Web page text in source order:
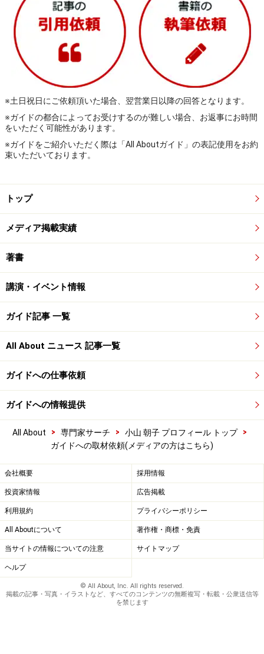
※土日祝日にご依頼頂いた場合、翌営業日以降の回答となります。
※ガイドの都合によってお受けするのが難しい場合、お返事にお時間
をいただく可能性があります。
※ガイドをご紹介いただく際は「All Aboutガイド」の表記使用をお約
束いただいております。
トップ
メディア掲載実績
著書
講演・イベント情報
ガイド記事 一覧
All About ニュース 記事一覧
ガイドへの仕事依頼
ガイドへの情報提供
All About > 専門家サーチ > 小山 朝子 プロフィール トップ
>
ガイドへの取材依頼(メディアの方はこちら)
会社概要 採用情報
投資家情報 広告掲載
利用規約 プライバシーポリシー
All Aboutについて 著作権・商標・免責
当サイトの情報についての注意 サイトマップ
ヘルプ
© All About, Inc. All rights reserved.
掲載の記事・写真・イラストなど、すべてのコンテンツの無断複写・転載・公衆送信等
を禁じます